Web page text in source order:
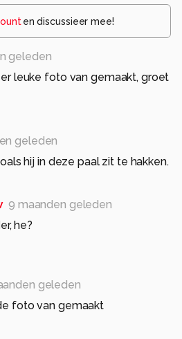
en discussieer mee!
geleden
leuke foto van gemaakt, groet
geleden
hij in deze paal zit te hakken.
9 maanden geleden
geleden
foto van gemaakt